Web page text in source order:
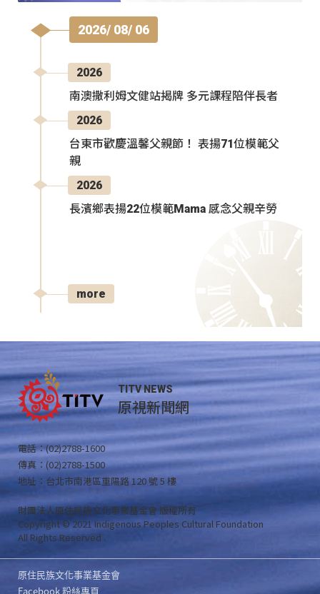
2026/ 08/ 06
2026
南澳撒利姆文健站揭牌 多元課程陪伴長者
2026
台東市歡慶溫馨父親節！ 表揚71位模範父
親
2026
長濱鄉表揚22位模範Mama 感念父親辛勞
more
TITV NEWS
原視新聞網
電話：(02)2788-1600
傳真：(02)2788-1500
地址：台北市南港區重陽路 120 號 5 樓
財團法人原住民族文化事業基金會 版權所有
Copyright © 2021 Indigenous Peoples Cultural Foundation
All Rights Reserved .
原住民族文化事業基金會
Facebook 粉絲專頁